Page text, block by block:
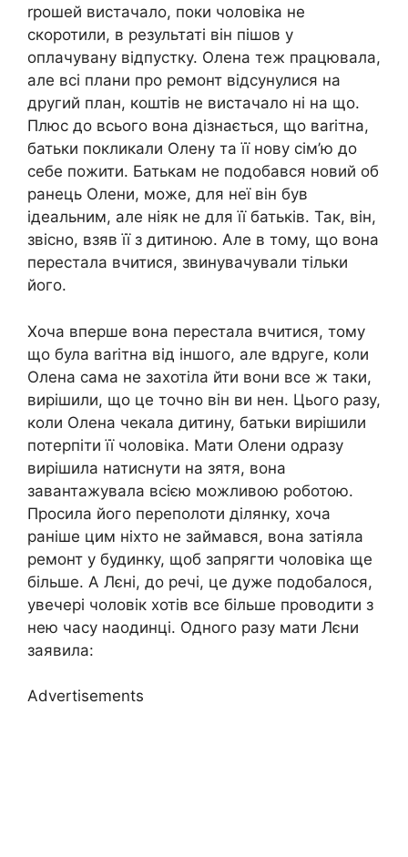
rрошей вистачало, поки чоловіка не
скоротили, в результаті він пішов у
оплачувану відпустку. Олена теж працювала,
але всі плани про ремонт відсунулися на
другий план, коштів не вистачало ні на що.
Плюс до всього вона дізнається, що ваrітна,
батьки покликали Олену та її нову сім’ю до
себе пожити. Батькам не подобався новий об
ранець Олени, може, для неї він був
ідеальним, але ніяк не для її батьків. Так, він,
звісно, взяв її з дитиною. Але в тому, що вона
перестала вчитися, звинувачували тільки
його.
Хоча вперше вона перестала вчитися, тому
що була ваrітна від іншого, але вдруге, коли
Олена сама не захотіла йти вони все ж таки,
вирішили, що це точно він ви нен. Цього разу,
коли Олена чекала дитину, батьки вирішили
потерпіти її чоловіка. Мати Олени одразу
вирішила натиснути на зятя, вона
завантажувала всією можливою роботою.
Просила його переполоти ділянку, хоча
раніше цим ніхто не займався, вона затіяла
ремонт у будинку, щоб запрягти чоловіка ще
більше. А Лєні, до речі, це дуже подобалося,
увечері чоловік хотів все більше проводити з
нею часу наодинці. Одного разу мати Лєни
заявила:
Advertisements